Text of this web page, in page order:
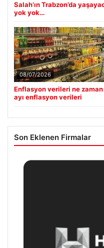
Salah’ın Trabzon’da
yok yok…
08/07/2026
Enflasyon verileri ne
ayı enflasyon verileri
Son Eklenen Firmalar